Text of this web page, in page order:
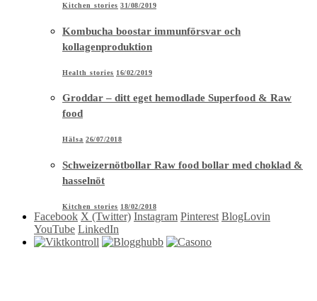
Kitchen stories 31/08/2019
Kombucha boostar immunförsvar och
kollagenproduktion
Health stories 16/02/2019
Groddar – ditt eget hemodlade Superfood & Raw
food
Hälsa 26/07/2018
Schweizernötbollar Raw food bollar med choklad &
hasselnöt
Kitchen stories 18/02/2018
Facebook X (Twitter) Instagram Pinterest BlogLovin
YouTube LinkedIn